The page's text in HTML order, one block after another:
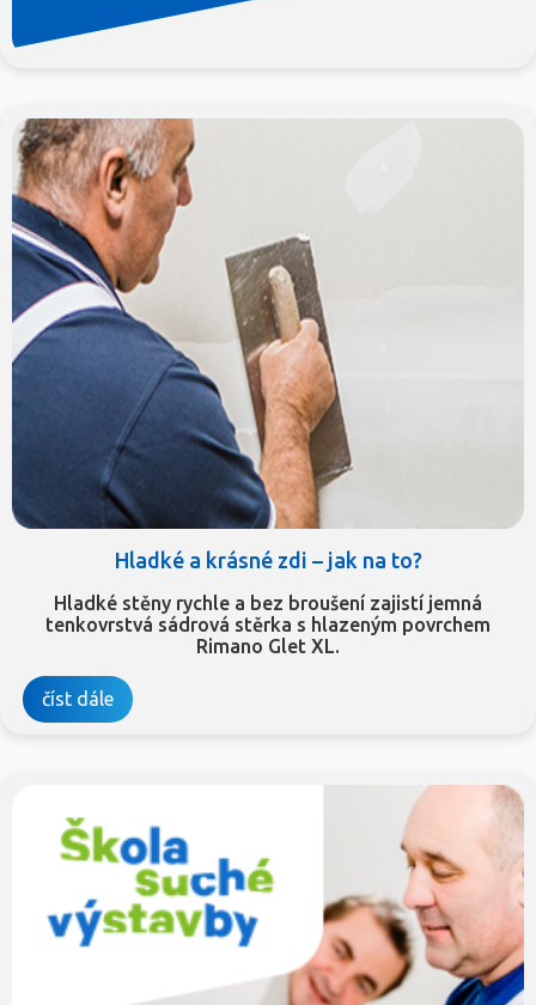
Hladké a krásné zdi – jak na to?
Hladké stěny rychle a bez broušení zajistí jemná
tenkovrstvá sádrová stěrka s hlazeným povrchem
Rimano Glet XL.
číst dále